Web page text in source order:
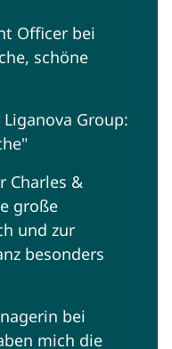
Officer bei
schöne
Liganova Group:
Charles &
große
und zur
besonders
bei
mich die